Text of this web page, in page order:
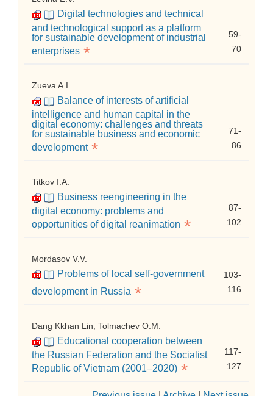
Digital technologies and technical
and technological support as a platform
for sustainable development of industrial
enterprises *
59-
70
Zueva A.I.
Balance of interests of artificial
intelligence and human capital in the
digital economy: challenges and threats
for sustainable business and economic
development *
71-
86
Titkov I.A.
Business reengineering in the
digital economy: problems and
opportunities of digital reanimation *
87-
102
Mordasov V.V.
Problems of local self-government
development in Russia *
103-
116
Dang Kkhan Lin, Tolmachev O.M.
Educational cooperation between
the Russian Federation and the Socialist
Republic of Vietnam (2001–2020) *
117-
127